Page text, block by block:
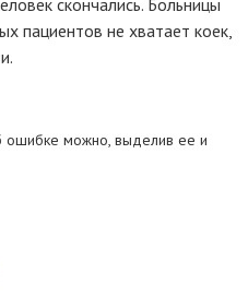
скончались. Больницы
пациентов не хватает коек,
можно, выделив ее и